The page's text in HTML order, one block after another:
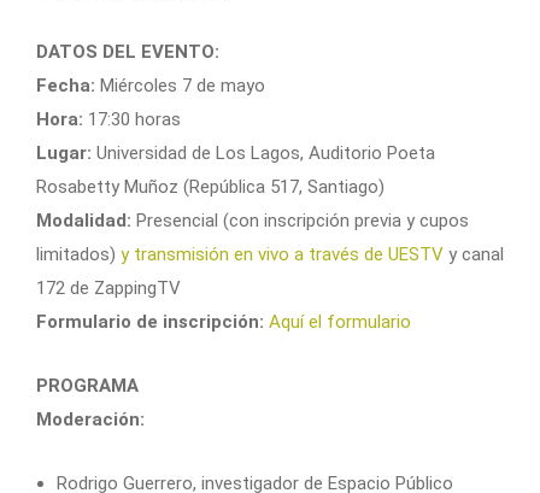
DATOS DEL EVENTO:
Fecha: Miércoles 7 de mayo
Hora: 17:30 horas
Lugar: Universidad de Los Lagos, Auditorio Poeta
Rosabetty Muñoz (República 517, Santiago)
Modalidad: Presencial (con inscripción previa y cupos
limitados) y transmisión en vivo a través de UESTV y canal
172 de ZappingTV
Formulario de inscripción: Aquí el formulario
PROGRAMA
Moderación:
Rodrigo Guerrero, investigador de Espacio Público